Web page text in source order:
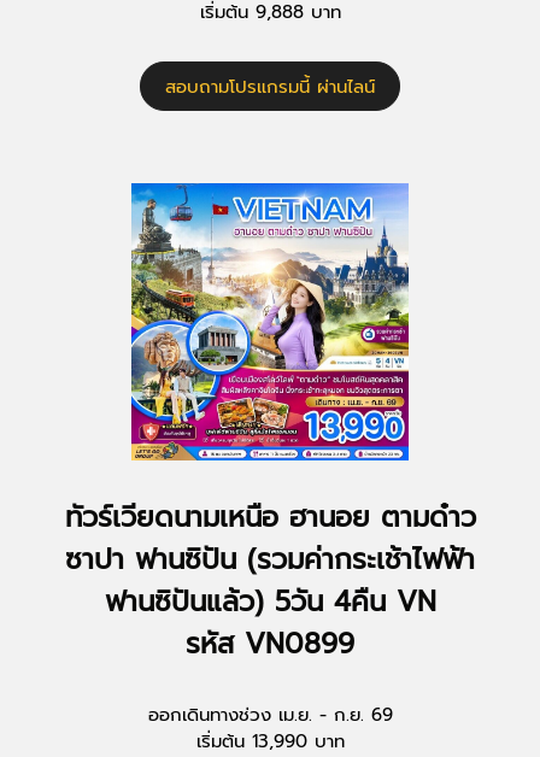
เริ่มต้น 9,888 บาท
สอบถามโปรแกรมนี้ ผ่านไลน์
ทัวร์เวียดนามเหนือ ฮานอย ตามด๋าว
ซาปา ฟานซิปัน (รวมค่ากระเช้าไฟฟ้า
ฟานซิปันแล้ว) 5วัน 4คืน VN
รหัส VN0899
ออกเดินทางช่วง เม.ย. - ก.ย. 69
เริ่มต้น 13,990 บาท